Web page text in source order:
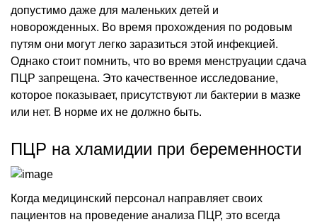
допустимо даже для маленьких детей и
новорожденных. Во время прохождения по родовым
путям они могут легко заразиться этой инфекцией.
Однако стоит помнить, что во время менструации сдача
ПЦР запрещена. Это качественное исследование,
которое показывает, присутствуют ли бактерии в мазке
или нет. В норме их не должно быть.
ПЦР на хламидии при беременности
Когда медицинский персонал направляет своих
пациентов на проведение анализа ПЦР, это всегда